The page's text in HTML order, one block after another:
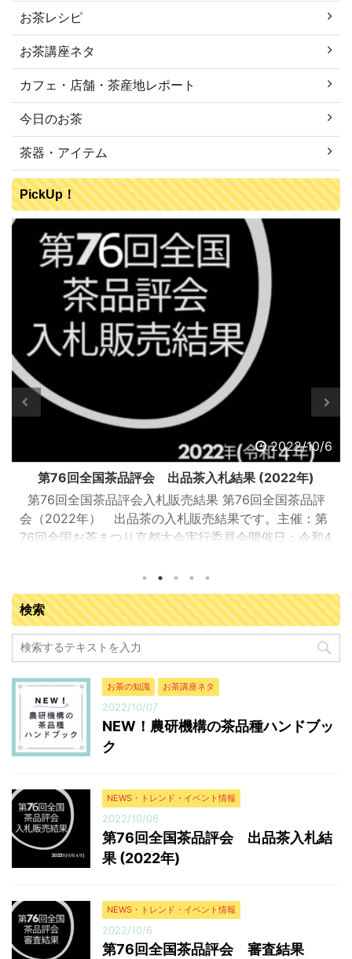
お茶レシピ
お茶講座ネタ
カフェ・店舗・茶産地レポート
今日のお茶
茶器・アイテム
PickUp！
2022/10/6
第76回全国茶品評会 審査結果 (2022年)
第76回全国茶品評会審査結果 第76回全国茶品評会
審査結果が出ました！開催場所：：宇治茶会館 （宇治
市宇治折居25-2）品評会開催期間：2022年（令和4
名の審査員により、17 都府県の茶産地から７茶種８部
門に出品された合計 865 点について審査されました。
最高賞の農林水産大臣賞受賞者（個人） 普通煎茶
10kg 鹿児島県南九州市 知覧銘茶研究会 株式会社 枦
川製茶 普通煎茶4kg 静岡県 川根本町 相藤園 相藤
検索
お茶の知識 お茶講座ネタ
2022/10/07
NEW！農研機構の茶品種ハンドブッ
ク
NEWS・トレンド・イベント情報
2022/10/06
第76回全国茶品評会 出品茶入札結
果 (2022年)
NEWS・トレンド・イベント情報
2022/10/6
第76回全国茶品評会 審査結果